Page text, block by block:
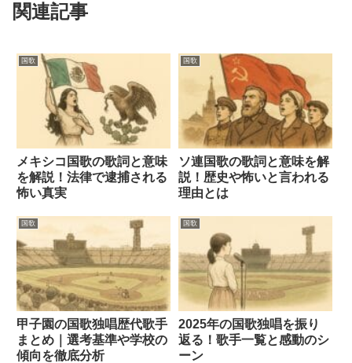
関連記事
国歌
メキシコ国歌の歌詞と意味
を解説！法律で逮捕される
怖い真実
国歌
ソ連国歌の歌詞と意味を解
説！歴史や怖いと言われる
理由とは
国歌
甲子園の国歌独唱歴代歌手
まとめ｜選考基準や学校の
傾向を徹底分析
国歌
2025年の国歌独唱を振り
返る！歌手一覧と感動のシ
ーン